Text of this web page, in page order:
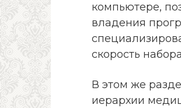
компьютере,
владения
скорость
В этом же
иерархии